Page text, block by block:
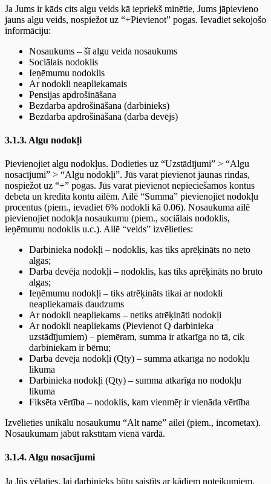
Ja Jums ir kāds cits algu veids kā iepriekš minētie, Jums jāpievieno
jauns algu veids, nospiežot uz “+Pievienot” pogas. Ievadiet sekojošo
informāciju:
Nosaukums – šī algu veida nosaukums
Sociālais nodoklis
Ieņēmumu nodoklis
Ar nodokli neapliekamais
Pensijas apdrošināšana
Bezdarba apdrošināšana (darbinieks)
Bezdarba apdrošināšana (darba devējs)
3.1.3. Algu nodokļi
Pievienojiet algu nodokļus. Dodieties uz “Uzstādījumi” > “Algu
nosacījumi” > “Algu nodokļi”. Jūs varat pievienot jaunas rindas,
nospiežot uz “+” pogas. Jūs varat pievienot nepieciešamos kontus
debeta un kredīta kontu ailēm. Ailē “Summa” pievienojiet nodokļu
procentus (piem., ievadiet 6% nodokli kā 0.06). Nosaukuma ailē
pievienojiet nodokļa nosaukumu (piem., sociālais nodoklis,
ieņēmumu nodoklis u.c.). Ailē “veids” izvēlieties:
Darbinieka nodokļi – nodoklis, kas tiks aprēķināts no neto
algas;
Darba devēja nodokļi – nodoklis, kas tiks aprēķināts no bruto
algas;
Ieņēmumu nodokļi – tiks atrēķināts tikai ar nodokli
neapliekamais daudzums
Ar nodokli neapliekams – netiks atrēķināti nodokļi
Ar nodokli neapliekams (Pievienot Q darbinieka
uzstādījumiem) – piemēram, summa ir atkarīga no tā, cik
darbiniekam ir bērnu;
Darba devēja nodokļi (Qty) – summa atkarīga no nodokļu
likuma
Darbinieka nodokļi (Qty) – summa atkarīga no nodokļu
likuma
Fiksēta vērtība – nodoklis, kam vienmēŗ ir vienāda vērtība
Izvēlieties unikālu nosaukumu “Alt name” ailei (piem., incometax).
Nosaukumam jābūt rakstītam vienā vārdā.
3.1.4. Algu nosacījumi
Ja Jūs vēlaties, lai darbinieks būtu saistīts ar kādiem noteikumiem,